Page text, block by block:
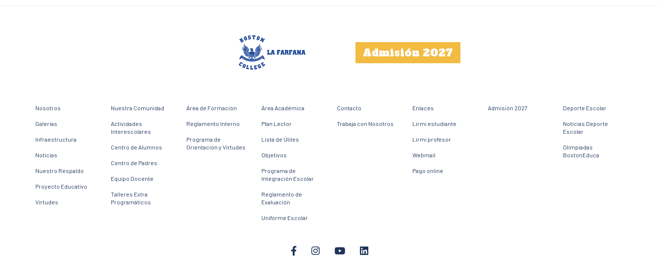
Admisión 2027
Nosotros
Galerías
Infraestructura
Noticias
Nuestro Respaldo
Proyecto Educativo
Virtudes
Nuestra Comunidad
Actividades
Interescolares
Centro de Alumnos
Centro de Padres
Equipo Docente
Talleres Extra
Programáticos
Área de Formación
Reglamento Interno
Programa de
Orientación y Virtudes
Área Académica
Plan Lector
Lista de Útiles
Objetivos
Programa de
Integración Escolar
Reglamento de
Evaluación
Uniforme Escolar
Contacto
Trabaja con Nosotros
Enlaces
Lirmi estudiante
Lirmi profesor
Webmail
Pago online
Admisión 2027 Deporte Escolar
Noticias Deporte
Escolar
Olimpiadas
BostonEduca